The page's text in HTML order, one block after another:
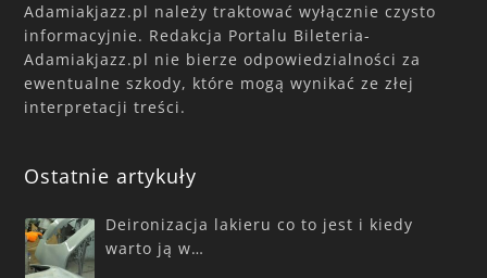
Adamiakjazz.pl należy traktować wyłącznie czysto
informacyjnie. Redakcja Portalu Bileteria-
Adamiakjazz.pl nie bierze odpowiedzialności za
ewentualne szkody, które mogą wynikać ze złej
interpretacji treści.
Ostatnie artykuły
Deironizacja lakieru co to jest i kiedy
warto ją w…